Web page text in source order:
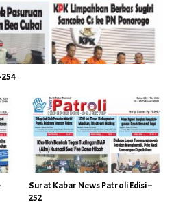
Surat Kabar News Patroli Edisi –
252